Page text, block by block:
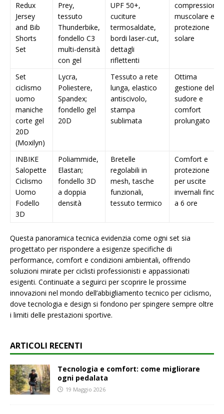
Redux
Jersey
and Bib
Shorts
Set
Prey,
tessuto
Thunderbike,
fondello C3
multi-densità
con gel
UPF 50+,
cuciture
termosaldate,
bordi laser-cut,
dettagli
riflettenti
compressione
muscolare e
protezione
solare
Set
ciclismo
uomo
maniche
corte gel
20D
(Moxilyn)
Lycra,
Poliestere,
Spandex;
fondello gel
20D
Tessuto a rete
lunga, elastico
antiscivolo,
stampa
sublimata
Ottima
gestione del
sudore e
comfort
prolungato
INBIKE
Salopette
Ciclismo
Uomo
Fodello
3D
Poliammide,
Elastan;
fondello 3D
a doppia
densità
Bretelle
regolabili in
mesh, tasche
funzionali,
tessuto termico
Comfort e
protezione
per uscite
invernali fino
a 6 ore
Questa panoramica tecnica evidenzia come ogni set sia
progettato per rispondere a esigenze specifiche di
performance, comfort e condizioni ambientali, offrendo
soluzioni mirate per ciclisti professionisti e appassionati
esigenti. Continuate a seguirci per scoprire le prossime
innovazioni nel mondo dell’abbigliamento tecnico per ciclismo,
dove tecnologia e design si fondono per spingere sempre oltre
i limiti delle prestazioni sportive.
ARTICOLI RECENTI
Tecnologia e comfort: come migliorare
ogni pedalata
19 Maggio 2026